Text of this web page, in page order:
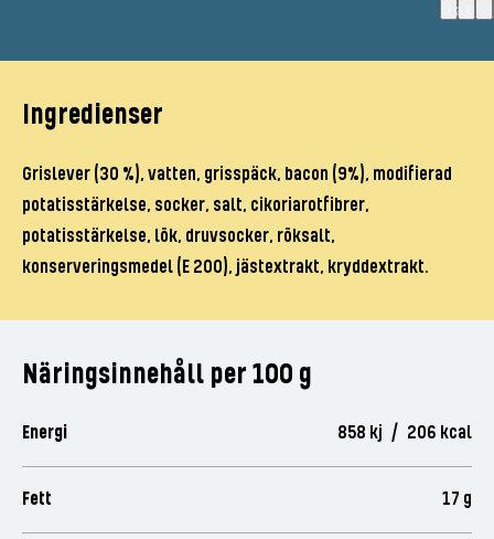
(2)
Näringsinnehåll per 100 g
Energi 858 kj / 206 kcal
Fett 17 g
Ingredienser
Grislever (30 %), vatten, grisspäck, bacon (9%), modifierad
potatisstärkelse, socker, salt, cikoriarotfibrer,
potatisstärkelse, lök, druvsocker, röksalt,
konserveringsmedel (E 200), jästextrakt, kryddextrakt.